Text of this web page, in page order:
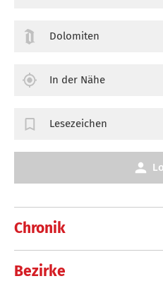
Chronik
Bezirke
Dolomiten
In der Nähe
Lesezeichen